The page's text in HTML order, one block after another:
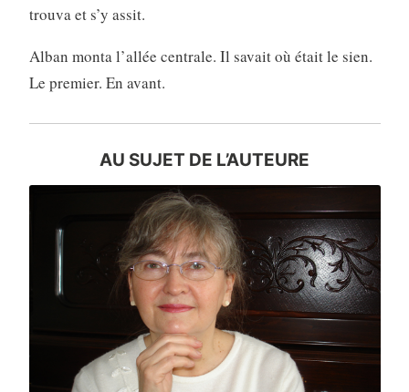
trouva et s’y assit.
Alban monta l’allée centrale. Il savait où était le sien.
Le premier. En avant.
AU SUJET DE L’AUTEURE